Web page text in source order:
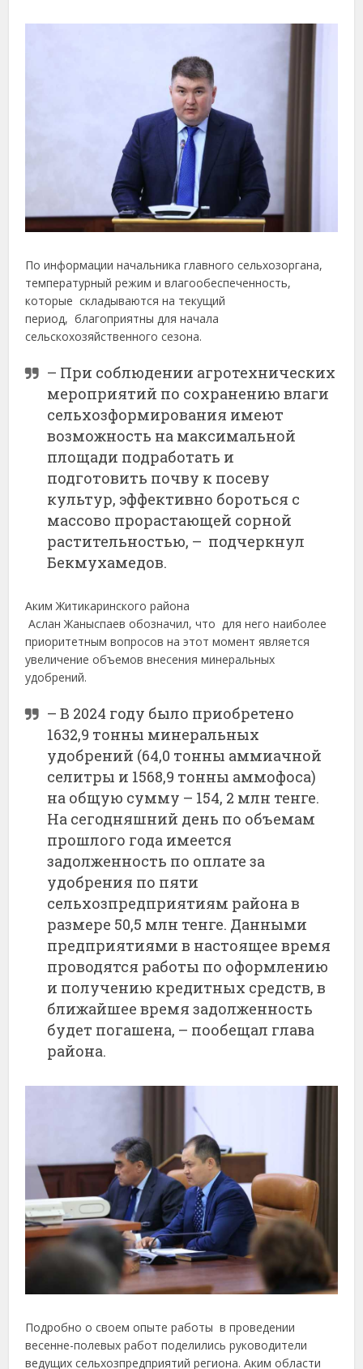
По информации начальника главного сельхозоргана,
температурный режим и влагообеспеченность,
которые складываются на текущий
период, благоприятны для начала
сельскохозяйственного сезона.
– При соблюдении агротехнических
мероприятий по сохранению влаги
сельхозформирования имеют
возможность на максимальной
площади подработать и
подготовить почву к посеву
культур, эффективно бороться с
массово прорастающей сорной
растительностью, – подчеркнул
Бекмухамедов.
Аким Житикаринского района
Аслан Жаныспаев обозначил, что для него наиболее
приоритетным вопросов на этот момент является
увеличение объемов внесения минеральных
удобрений.
– В 2024 году было приобретено
1632,9 тонны минеральных
удобрений (64,0 тонны аммиачной
селитры и 1568,9 тонны аммофоса)
на общую сумму – 154, 2 млн тенге.
На сегодняшний день по объемам
прошлого года имеется
задолженность по оплате за
удобрения по пяти
сельхозпредприятиям района в
размере 50,5 млн тенге. Данными
предприятиями в настоящее время
проводятся работы по оформлению
и получению кредитных средств, в
ближайшее время задолженность
будет погашена, – пообещал глава
района.
Подробно о своем опыте работы в проведении
весенне-полевых работ поделились руководители
ведущих сельхозпредприятий региона. Аким области